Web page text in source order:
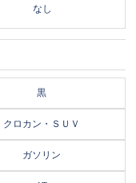
なし
黒
クロカン・ＳＵＶ
ガソリン